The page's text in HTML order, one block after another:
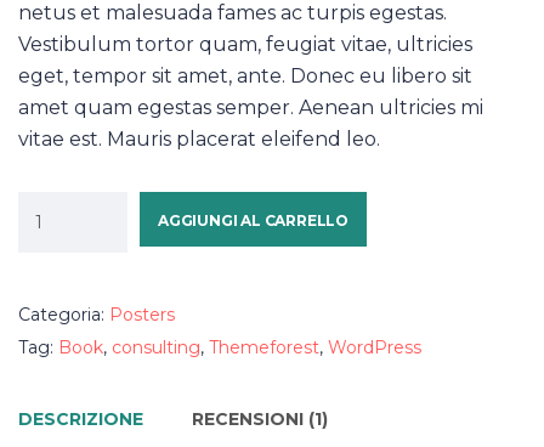
netus et malesuada fames ac turpis egestas.
Vestibulum tortor quam, feugiat vitae, ultricies
eget, tempor sit amet, ante. Donec eu libero sit
amet quam egestas semper. Aenean ultricies mi
vitae est. Mauris placerat eleifend leo.
AGGIUNGI AL CARRELLO
Categoria: Posters
Tag: Book, consulting, Themeforest, WordPress
DESCRIZIONE RECENSIONI (1)